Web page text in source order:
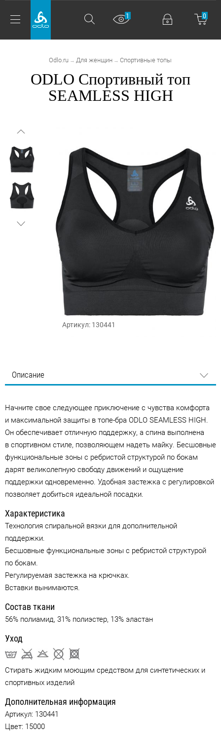
0
1
Odlo.ru → Для женщин → Спортивные топы
ODLO Спортивный топ
SEAMLESS HIGH
Артикул: 130441
Описание
Начните свое следующее приключение с чувства комфорта
и максимальной защиты в топе-бра ODLO SEAMLESS HIGH.
Он обеспечивает отличную поддержку, а спина выполнена
в спортивном стиле, позволяющем надеть майку. Бесшовные
функциональные зоны с ребристой структурой по бокам
дарят великолепную свободу движений и ощущение
поддержки одновременно. Удобная застежка с регулировкой
позволяет добиться идеальной посадки.
Характеристика
Технология спиральной вязки для дополнительной
поддержки.
Бесшовные функциональные зоны с ребристой структурой
по бокам.
Регулируемая застежка на крючках.
Вставки вынимаются.
Состав ткани
56% полиамид, 31% полиэстер, 13% эластан
Уход
Стирать жидким моющим средством для синтетических и
спортивных изделий
Дополнительная информация
Артикул: 130441
Цвет: 15000